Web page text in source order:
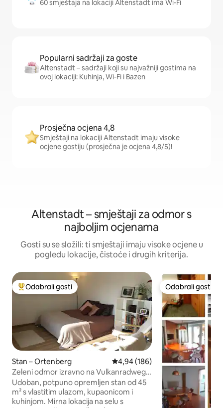
60 smještaja na lokaciji Altenstadt ima Wi-Fi
Popularni sadržaji za goste
Altenstadt – sadržaji koji su najvažniji gostima na
ovoj lokaciji: Kuhinja, Wi-Fi i Bazen
Prosječna ocjena 4,8
Smještaji na lokaciji Altenstadt imaju visoke
ocjene gostiju (prosječna je ocjena 4,8/5)!
Altenstadt – smještaji za odmor s
najboljim ocjenama
Gosti su se složili: ti smještaji imaju visoke ocjene u
pogledu lokacije, čistoće i drugih kriterija.
Među najviše rangiranima s oznakom „Odabrali gosti”
Odabrali gosti
Stan – Ortenberg Prosječna ocjena: 4,94/5,
4,94 (186)
Zeleni odmor izravno na Vulkanradwegu
– čista priroda
Udoban, potpuno opremljen stan od 45
m² s vlastitim ulazom, kupaonicom i
kuhinjom. Mirna lokacija na selu s
Odabrali gosti
Odabrali gosti